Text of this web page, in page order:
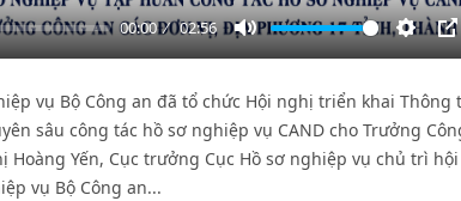
00:00 02:56
Mute
vụ Bộ Công an đã tổ chức Hội nghị triển khai Thông
sâu công tác hồ sơ nghiệp vụ CAND cho Trưởng
Yến, Cục trưởng Cục Hồ sơ nghiệp vụ chủ trì
vụ Bộ Công an...